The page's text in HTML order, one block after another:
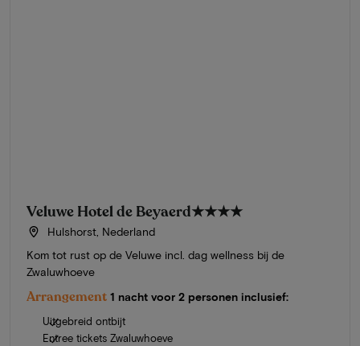
Veluwe Hotel de Beyaerd★★★★
Hulshorst, Nederland
Kom tot rust op de Veluwe incl. dag wellness bij de
Zwaluwhoeve
Arrangement 1 nacht voor 2 personen inclusief:
Uitgebreid ontbijt
Entree tickets Zwaluwhoeve